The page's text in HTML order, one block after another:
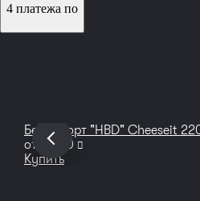
4 платежа по
Бенто торт "HBD" Cheeseit
от
2 200 руб
Купить